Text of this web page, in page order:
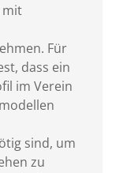
mit
Für
dass ein
im Verein
sind, um
zu